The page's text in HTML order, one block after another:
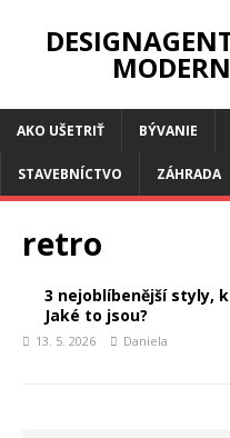
AKO UŠETRIŤ BÝVANIE
STAVEBNÍCTVO ZÁHRADA
retro
3 nejoblíbenější styly,
Jaké to jsou?
13. 5. 2026 Daniela